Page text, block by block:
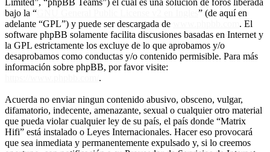
Limited”, “phpBB Teams”) el cual es una solución de foros liberada
bajo la “
” (de aquí en
adelante “GPL”) y puede ser descargada de
. El
software phpBB solamente facilita discusiones basadas en Internet y
la GPL estrictamente los excluye de lo que aprobamos y/o
desaprobamos como conductas y/o contenido permisible. Para más
información sobre phpBB, por favor visite:
.
Acuerda no enviar ningun contenido abusivo, obsceno, vulgar,
difamatorio, indecente, amenazante, sexual o cualquier otro material
que pueda violar cualquier ley de su país, el país donde “Matrix
Hifi” está instalado o Leyes Internacionales. Hacer eso provocará
que sea inmediata y permanentemente expulsado y, si lo creemos